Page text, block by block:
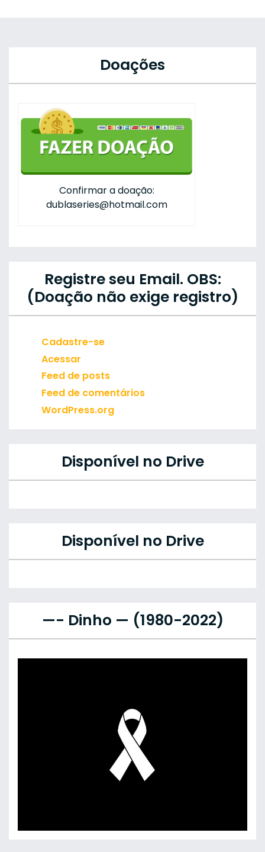
Doações
Confirmar a doação:
dublaseries@hotmail.com
Registre seu Email. OBS:
(Doação não exige registro)
Cadastre-se
Acessar
Feed de posts
Feed de comentários
WordPress.org
Disponível no Drive
Disponível no Drive
—- Dinho — (1980-2022)